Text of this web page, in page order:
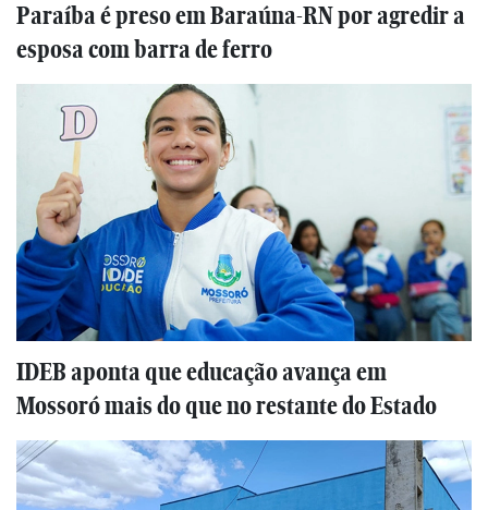
Paraíba é preso em Baraúna-RN por agredir a
esposa com barra de ferro
IDEB aponta que educação avança em
Mossoró mais do que no restante do Estado